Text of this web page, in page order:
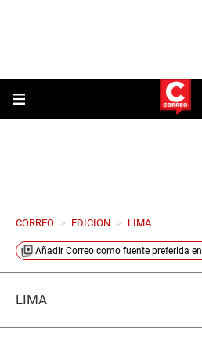
CORREO > EDICION > LIMA
Añadir Correo como fuente preferida en
LIMA